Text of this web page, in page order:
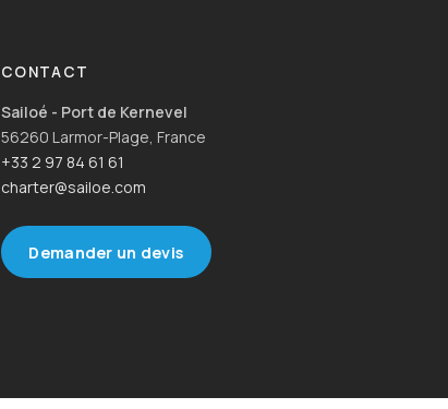
CONTACT
Sailoé - Port de Kernevel
56260 Larmor-Plage, France
+33 2 97 84 61 61
charter@sailoe.com
Demander un devis